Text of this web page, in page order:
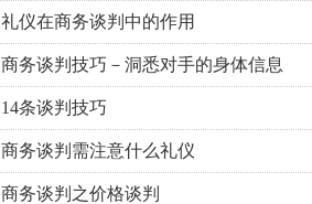
礼仪在商务谈判中的作用
商务谈判技巧－洞悉对手的身体信息
14条谈判技巧
商务谈判需注意什么礼仪
商务谈判之价格谈判